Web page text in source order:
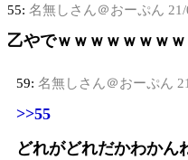
55: 名無しさん＠おーぷん
乙やでｗｗｗｗｗｗｗｗ
59: 名無しさん＠おーぷん
>>55
どれがどれだかわかん